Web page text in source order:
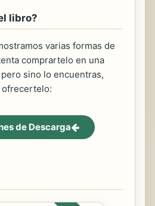
libro?
varias formas de
comprartelo en una
sino lo encuentras,
ofrecertelo:
de Descarga